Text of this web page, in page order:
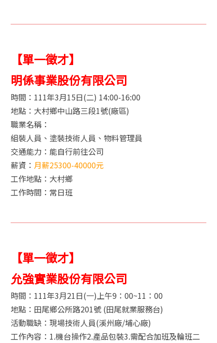
【單一徵才】
明係事業股份有限公司
時間：111年3月15日(二) 14:00-16:00
地點：大村鄉中山路三段1號(廠區)
職業名稱：
組裝人員、塗裝技術人員、物料管理員
交通能力：能自行前往公司
薪資： 月薪25300-40000元
工作地點：大村鄉
工作時間：常日班
【單一徵才】
允強實業股份有限公司
時間：111年3月21日(一)上午9：00~11：00
地點：田尾鄉公所路201號 (田尾就業服務台)
活動職缺：現場技術人員(溪州廠/埔心廠)
工作內容：1.機台操作2.產品包裝3.需配合加班及輪班二